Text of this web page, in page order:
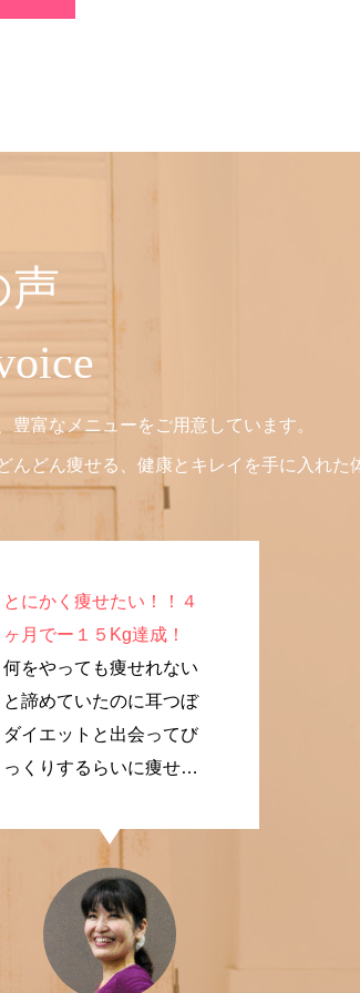
声
富なメニューをご用意しています。
どん痩せる、健康とキレイを手に入れた
とにかく痩せたい！！４
ヶ月でー１５Kg達成！
何をやっても痩せれない
と諦めていたのに耳つぼ
ダイエットと出会ってび
っくりするらいに痩せれ